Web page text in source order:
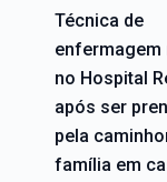
Técnica de
enfermagem
no Hospital
após ser
pela
família em